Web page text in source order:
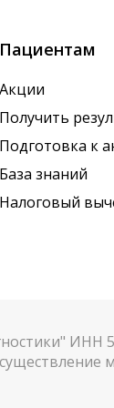
Пациентам
Акции
Получить
Подготовка к
База знаний
Налоговый
ИНН